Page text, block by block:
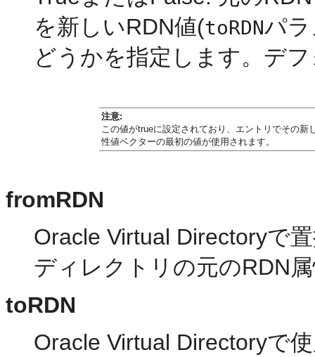
を新しいRDN値(toRDNパ
どうかを指定します。デ
注意:
この値がtrueに設定されており、エントリでその
性値ベクターの最初の値が使用されます。
fromRDN
Oracle Virtual Directoryで
ディレクトリの元のRDN
toRDN
Oracle Virtual Directoryで